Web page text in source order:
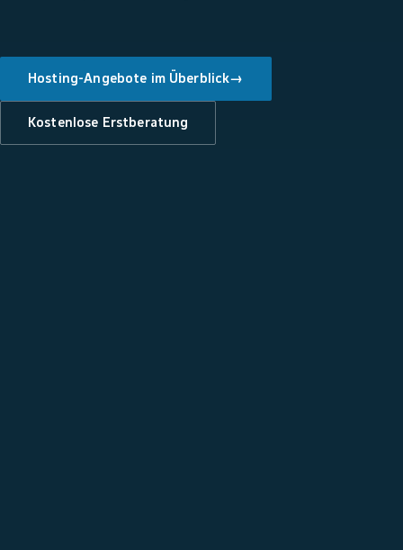
Hosting-Angebote im Überblick→
Kostenlose Erstberatung